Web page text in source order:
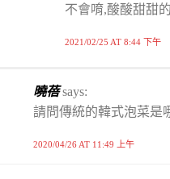
不會唷,酸酸甜甜的
2021/02/25 AT 8:44 下午
曉蓓 says:
請問傳統的韓式泡菜是
2020/04/26 AT 11:49 上午